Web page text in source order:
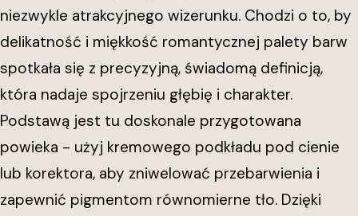
niezwykle atrakcyjnego wizerunku. Chodzi o to, by
delikatność i miękkość romantycznej palety barw
spotkała się z precyzyjną, świadomą definicją,
która nadaje spojrzeniu głębię i charakter.
Podstawą jest tu doskonale przygotowana
powieka - użyj kremowego podkładu pod cienie
lub korektora, aby zniwelować przebarwienia i
zapewnić pigmentom równomierne tło. Dzięki